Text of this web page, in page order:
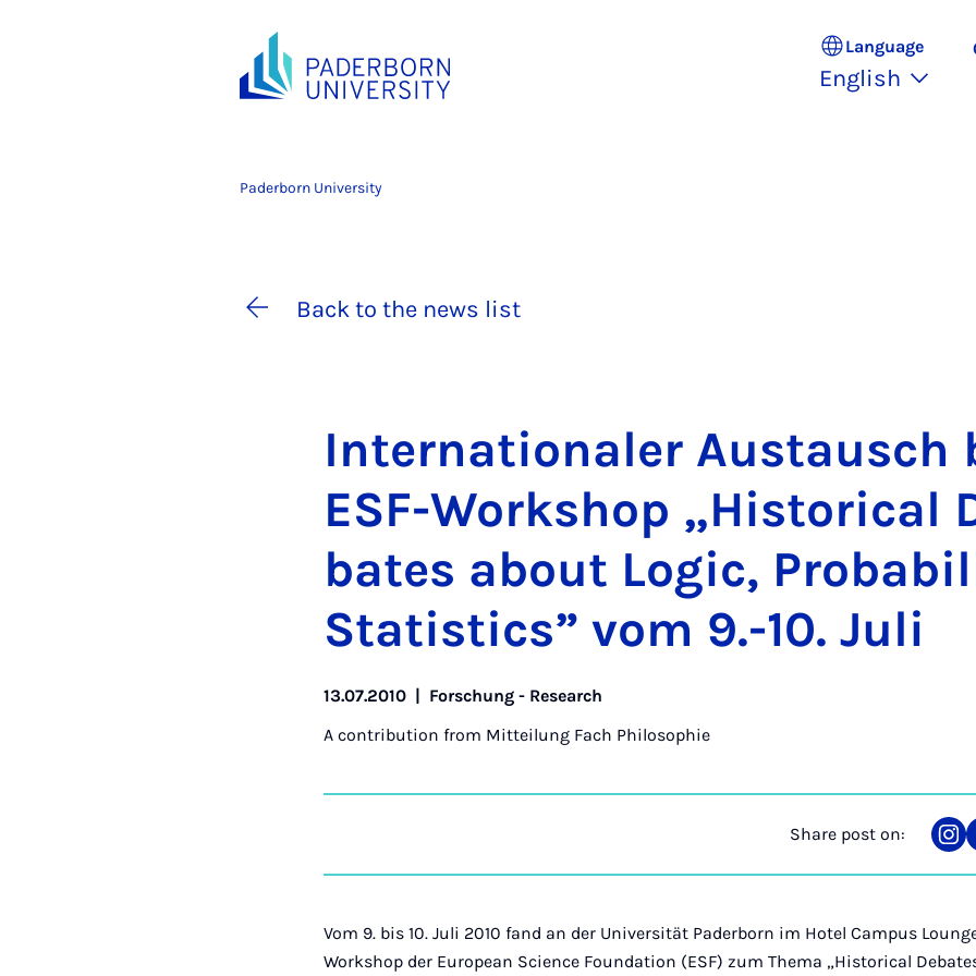
Language
English
Paderborn University
Back to the news list
In­ter­na­tionaler Aus­tausch
ESF-Work­shop „His­tor­ic­al
bates about Lo­gic,
Stat­ist­ics” vom 9.-10. Ju­li
13.07.2010 | Forschung - Research
A contribution from Mitteilung Fach Philosophie
Share post on:
on
Vom 9. bis 10. Juli 2010 fand an der Universität Paderborn im Hotel Campus
Workshop der European Science Foundation (ESF) zum Thema „Historical